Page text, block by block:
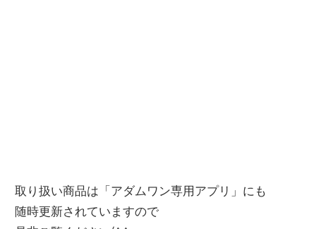
取り扱い商品は「アダムワン専用アプリ」にも
随時更新されていますので